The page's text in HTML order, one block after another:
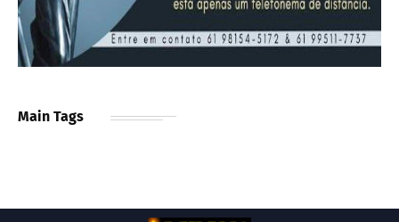
Main Tags